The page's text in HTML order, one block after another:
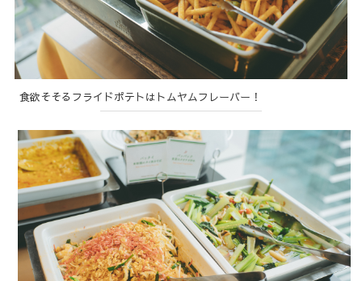
食欲そそるフライドポテトはトムヤムフレーバー！